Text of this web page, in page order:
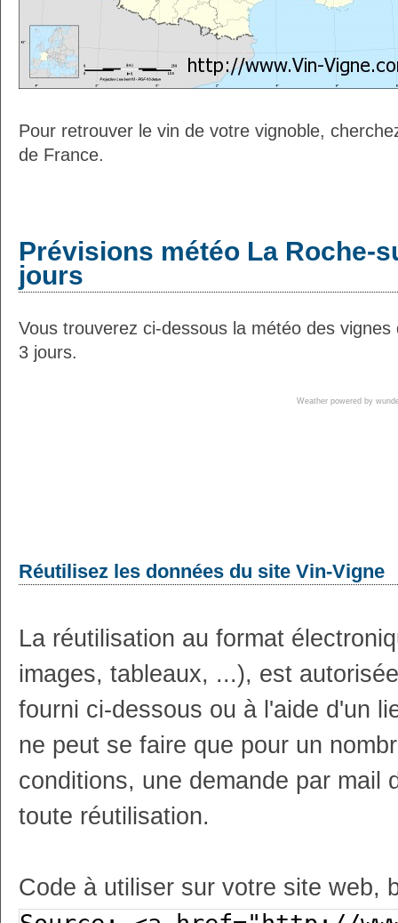
Pour retrouver le vin de votre vignoble,
de France.
Prévisions météo La Roche-
jours
Vous trouverez ci-dessous la météo des
3 jours.
Weather powered by
Réutilisez les données du site Vin-Vigne
La réutilisation au format
images, tableaux, ...), est
fourni ci-dessous ou à l'aide d'un
ne peut se faire que pour un
conditions, une demande par mail
toute réutilisation.
Code à utiliser sur votre site web,